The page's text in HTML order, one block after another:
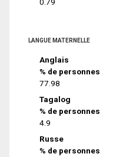
LANGUE MATERNELLE
Anglais
% de personnes
77.98
Tagalog
% de personnes
4.9
Russe
% de personnes